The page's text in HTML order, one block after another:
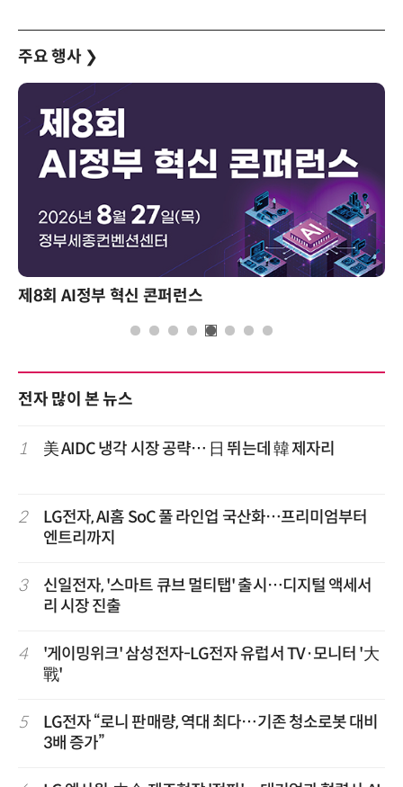
주요 행사 ❯
제8회 AI정부 혁신 콘퍼런스
전자 많이 본 뉴스
1 美 AIDC 냉각 시장 공략… 日 뛰는데 韓 제자리
2
LG전자, AI홈 SoC 풀 라인업 국산화…프리미엄부터
엔트리까지
3
신일전자, '스마트 큐브 멀티탭' 출시…디지털 액세서
리 시장 진출
4
'게이밍위크' 삼성전자-LG전자 유럽서 TV·모니터 '大
戰'
5
LG전자 “로니 판매량, 역대 최다…기존 청소로봇 대비
3배 증가”